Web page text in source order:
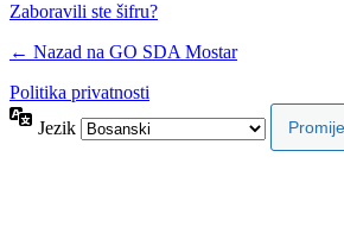
Zaboravili ste šifru?
← Nazad na GO SDA Mostar
Politika privatnosti
Jezik